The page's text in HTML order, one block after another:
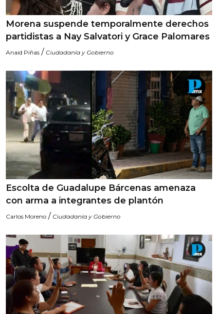
Morena suspende temporalmente derechos
partidistas a Nay Salvatori y Grace Palomares
Anaid Piñas / Ciudadanía y Gobierno
Escolta de Guadalupe Bárcenas amenaza
con arma a integrantes de plantón
Carlos Moreno / Ciudadanía y Gobierno